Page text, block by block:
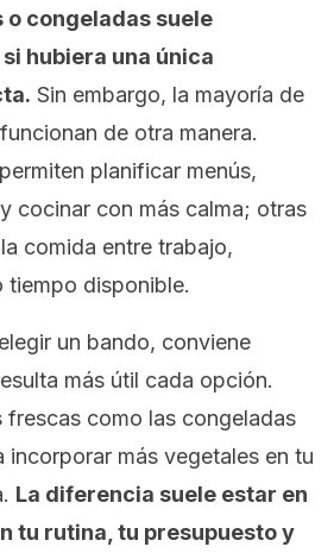
congeladas suele
hubiera una única
Sin embargo, la mayoría de
de otra manera.
planificar menús,
cocinar con más calma; otras
comida entre trabajo,
tiempo disponible.
un bando, conviene
más útil cada opción.
frescas como las congeladas
incorporar más vegetales en tu
La diferencia suele estar en
tu rutina, tu presupuesto y